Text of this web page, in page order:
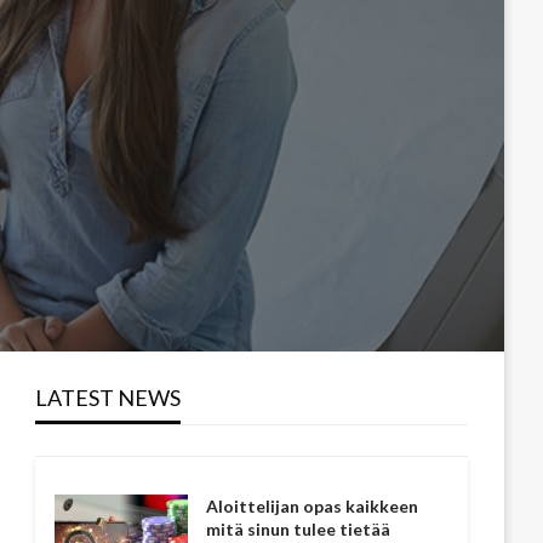
LATEST NEWS
Aloittelijan opas kaikkeen
mitä sinun tulee tietää